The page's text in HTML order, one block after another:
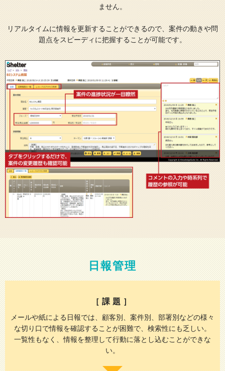
ません。
リアルタイムに情報を更新することができるので、案件の動きや問
題点をスピーディに把握することが可能です。
日報管理
［課題］
メールや紙による日報では、顧客別、案件別、部署別などの様々
な切り口で情報を確認することが困難で、検索性にも乏しい。
一覧性もなく、情報を整理して行動に落とし込むことができな
い。